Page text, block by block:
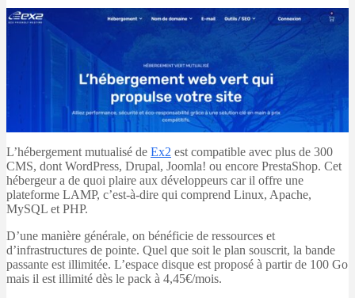
L’hébergement mutualisé de Ex2 est compatible avec plus de 300
CMS, dont WordPress, Drupal, Joomla! ou encore PrestaShop. Cet
hébergeur a de quoi plaire aux développeurs car il offre une
plateforme LAMP, c’est-à-dire qui comprend Linux, Apache,
MySQL et PHP.
D’une manière générale, on bénéficie de ressources et
d’infrastructures de pointe. Quel que soit le plan souscrit, la bande
passante est illimitée. L’espace disque est proposé à partir de 100 Go
mais il est illimité dès le pack à 4,45€/mois.